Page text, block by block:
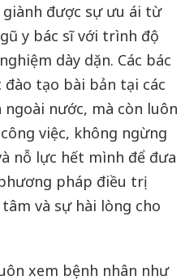
giành được sự ưu ái từ
y bác sĩ với trình độ
dày dặn. Các bác
tạo bài bản tại các
nước, mà còn luôn
việc, không ngừng
nỗ lực hết mình để đưa
pháp điều trị
và sự hài lòng cho
xem bệnh nhân như